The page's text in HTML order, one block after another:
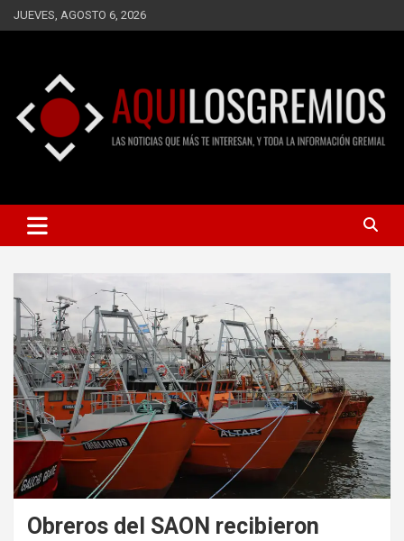
Saltar
al
JUEVES, AGOSTO 6, 2026
AQUÍ LOS GREMIOS
INFORMACIÓN GREMIAL
Obreros del SAON recibieron